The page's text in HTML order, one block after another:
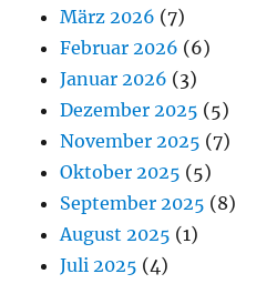
März 2026 (7)
Februar 2026 (6)
Januar 2026 (3)
Dezember 2025 (5)
November 2025 (7)
Oktober 2025 (5)
September 2025 (8)
August 2025 (1)
Juli 2025 (4)